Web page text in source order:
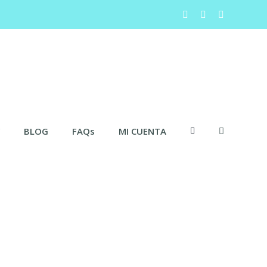
facebookinstagram
BLOG FAQs MI CUENTA